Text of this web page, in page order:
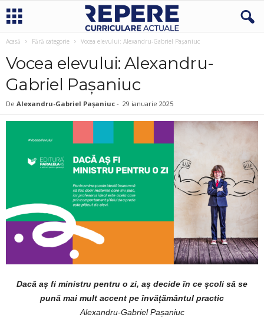
Acasă Fără categorie Vocea elevului: Alexandru-Gabriel Pașaniuc
Vocea elevului: Alexandru-
Gabriel Pașaniuc
De Alexandru-Gabriel Pașaniuc - 29 ianuarie 2025
Dacă aș fi ministru pentru o zi, aș decide în ce școli să se
pună mai mult accent pe învățământul practic
Alexandru-Gabriel Pașaniuc